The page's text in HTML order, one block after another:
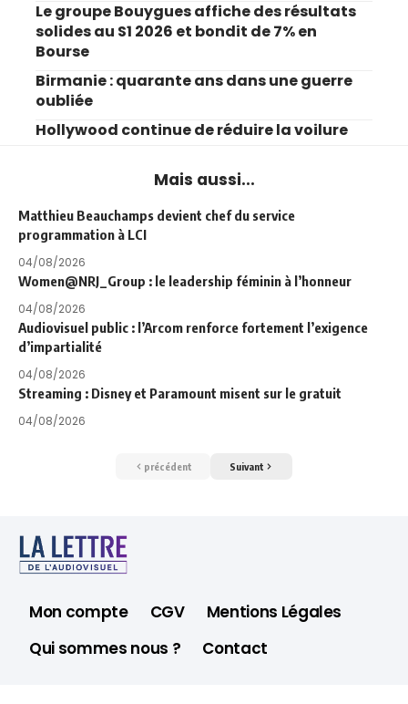
Le groupe Bouygues affiche des résultats
solides au S1 2026 et bondit de 7% en
Bourse
Birmanie : quarante ans dans une guerre
oubliée
Hollywood continue de réduire la voilure
Mais aussi...
Matthieu Beauchamps devient chef du service
programmation à LCI
04/08/2026
Women@NRJ_Group : le leadership féminin à l’honneur
04/08/2026
Audiovisuel public : l’Arcom renforce fortement l’exigence
d’impartialité
04/08/2026
Streaming : Disney et Paramount misent sur le gratuit
04/08/2026
précédent Suivant
Mon compte CGV
Mentions Légales
Qui sommes nous ?
Contact